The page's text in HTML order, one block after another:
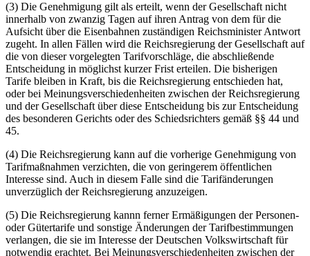
(3) Die Genehmigung gilt als erteilt, wenn der Gesellschaft nicht
innerhalb von zwanzig Tagen auf ihren Antrag von dem für die
Aufsicht über die Eisenbahnen zuständigen Reichsminister Antwort
zugeht. In allen Fällen wird die Reichsregierung der Gesellschaft auf
die von dieser vorgelegten Tarifvorschläge, die abschließende
Entscheidung in möglichst kurzer Frist erteilen. Die bisherigen
Tarife bleiben in Kraft, bis die Reichsregierung entschieden hat,
oder bei Meinungsverschiedenheiten zwischen der Reichsregierung
und der Gesellschaft über diese Entscheidung bis zur Entscheidung
des besonderen Gerichts oder des Schiedsrichters gemäß §§ 44 und
45.
(4) Die Reichsregierung kann auf die vorherige Genehmigung von
Tarifmaßnahmen verzichten, die von geringerem öffentlichen
Interesse sind. Auch in diesem Falle sind die Tarifänderungen
unverzüglich der Reichsregierung anzuzeigen.
(5) Die Reichsregierung kannn ferner Ermäßigungen der Personen-
oder Gütertarife und sonstige Änderungen der Tarifbestimmungen
verlangen, die sie im Interesse der Deutschen Volkswirtschaft für
notwendig erachtet. Bei Meinungsverschiedenheiten zwischen der